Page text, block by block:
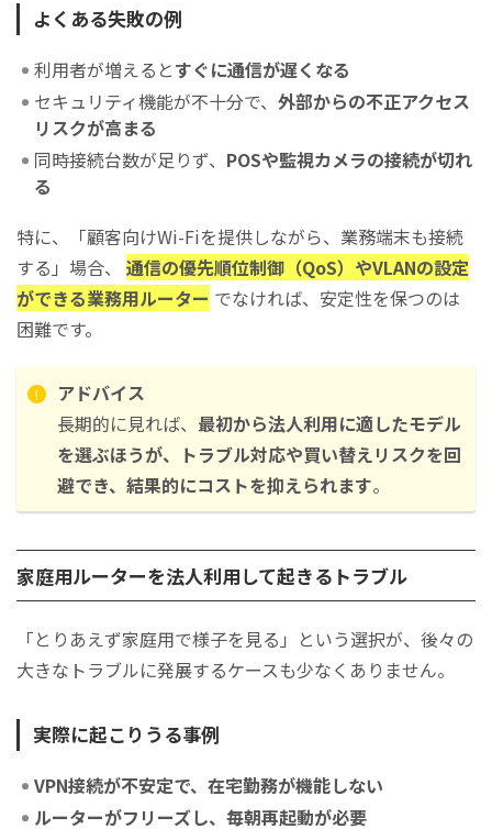
よくある失敗の例
利用者が増えるとすぐに通信が遅くなる
セキュリティ機能が不十分で、 外部からの不正アクセス
リスクが高まる
同時接続台数が足りず、 POSや監視カメラの接続が切れ
る
特に、「顧客向けWi-Fiを提供しながら、業務端末も接続
する」場合、 通信の優先順位制御（QoS）やVLANの設定
ができる業務用ルーター でなければ、安定性を保つのは
困難です。
アドバイス
長期的に見れば、 最初から法人利用に適したモデル
を選ぶほうが、トラブル対応や買い替えリスクを回
避でき、結果的にコストを抑えられます。
家庭用ルーターを法人利用して起きるトラブル
「とりあえず家庭用で様子を見る」という選択が、後々の
大きなトラブルに発展するケースも少なくありません。
実際に起こりうる事例
VPN接続が不安定で、在宅勤務が機能しない
ルーターがフリーズし、毎朝再起動が必要